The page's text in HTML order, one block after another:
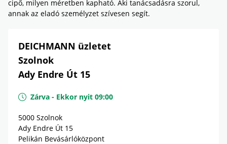
cipő, milyen méretben kapható. Aki tanácsadásra szorul,
annak az eladó személyzet szívesen segít.
DEICHMANN üzletet
Szolnok
Ady Endre Út 15
Zárva - Ekkor nyit 09:00
5000 Szolnok
Ady Endre Út 15
Pelikán Bevásárlóközpont